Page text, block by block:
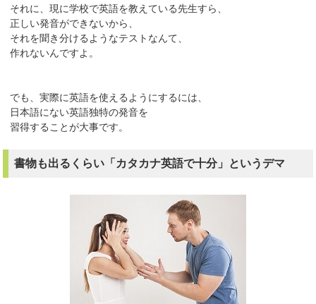
それに、現に学校で英語を教えている先生すら、
正しい発音ができないから、
それを聞き分けるようなテストなんて、
作れないんですよ。
でも、実際に英語を使えるようにするには、
日本語にない英語独特の発音を
習得することが大事です。
書物も出るくらい「カタカナ英語で十分」というデマ